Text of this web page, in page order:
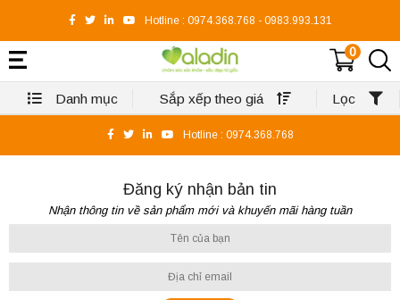
Hotline : 0974.368.768 - 0983.993.131
0
Danh mục Sắp xếp theo giá Lọc
Hotline : 0974.368.768
Đăng ký nhận bản tin
Nhận thông tin về sản phẩm mới và khuyến mãi hàng tuần